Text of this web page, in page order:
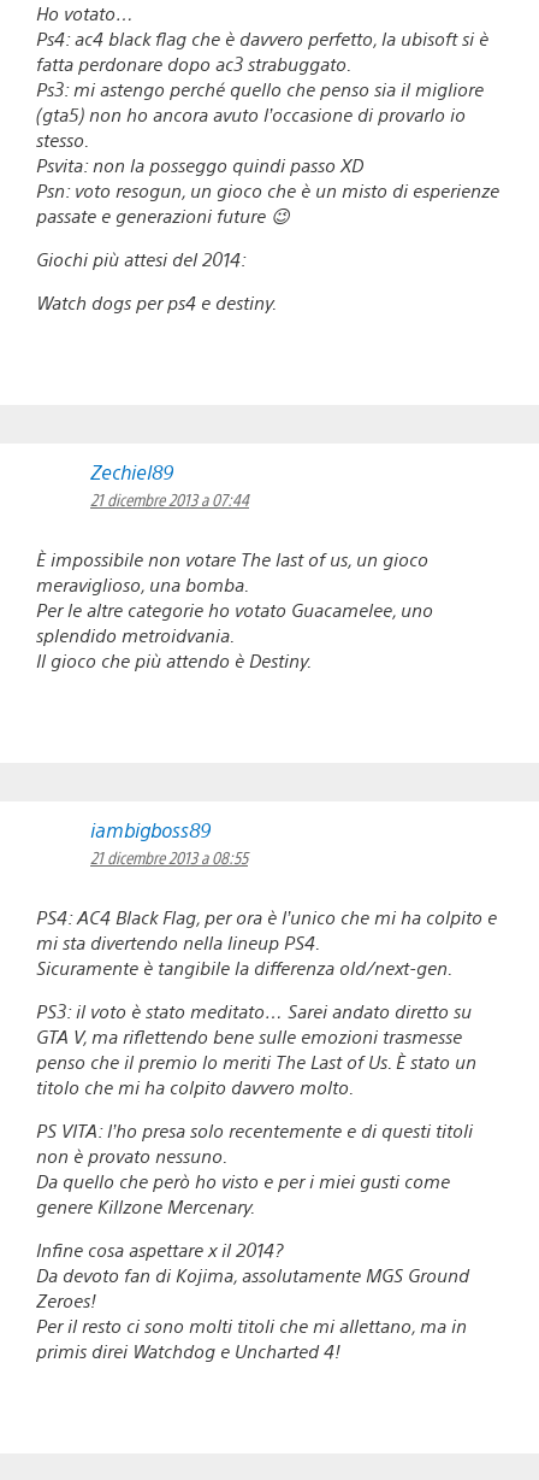
Ho votato…
Ps4: ac4 black flag che è davvero perfetto, la ubisoft si è
fatta perdonare dopo ac3 strabuggato.
Ps3: mi astengo perché quello che penso sia il migliore
(gta5) non ho ancora avuto l’occasione di provarlo io
stesso.
Psvita: non la posseggo quindi passo XD
Psn: voto resogun, un gioco che è un misto di esperienze
passate e generazioni future 😉
Giochi più attesi del 2014:
Watch dogs per ps4 e destiny.
Zechiel89
21 dicembre 2013 a 07:44
È impossibile non votare The last of us, un gioco
meraviglioso, una bomba.
Per le altre categorie ho votato Guacamelee, uno
splendido metroidvania.
Il gioco che più attendo è Destiny.
iambigboss89
21 dicembre 2013 a 08:55
PS4: AC4 Black Flag, per ora è l’unico che mi ha colpito e
mi sta divertendo nella lineup PS4.
Sicuramente è tangibile la differenza old/next-gen.
PS3: il voto è stato meditato… Sarei andato diretto su
GTA V, ma riflettendo bene sulle emozioni trasmesse
penso che il premio lo meriti The Last of Us. È stato un
titolo che mi ha colpito davvero molto.
PS VITA: l’ho presa solo recentemente e di questi titoli
non è provato nessuno.
Da quello che però ho visto e per i miei gusti come
genere Killzone Mercenary.
Infine cosa aspettare x il 2014?
Da devoto fan di Kojima, assolutamente MGS Ground
Zeroes!
Per il resto ci sono molti titoli che mi allettano, ma in
primis direi Watchdog e Uncharted 4!